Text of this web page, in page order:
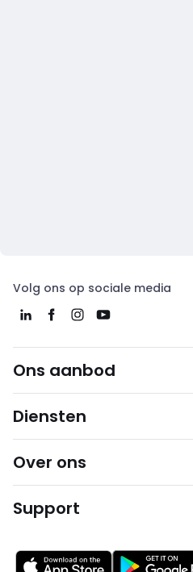
Volg ons op sociale media
Ons aanbod
Diensten
Over ons
Support